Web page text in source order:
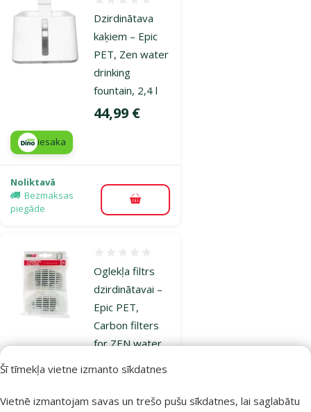
Šī tīmekļa vietne izmanto sīkdatnes
Vietnē izmantojam savas un trešo pušu sīkdatnes, lai saglabātu
Dzirdinātava
kaķiem – Epic
PET, Zen water
drinking
fountain, 2,4 l
Cena
44,99 €
iesaka
Noliktavā
Bezmaksas
piegāde
Pievienot grozam
Oglekļa filtrs
dzirdinātavai –
Epic PET,
Carbon filters
for ZEN water
Cena
2,49 €